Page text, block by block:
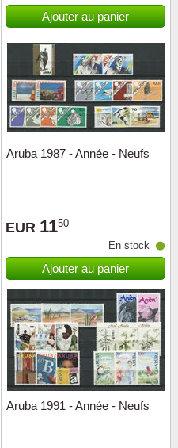
Ajouter au panier
Aruba 1987 - Année - Neufs
EUR 1150
En stock
Ajouter au panier
Aruba 1991 - Année - Neufs